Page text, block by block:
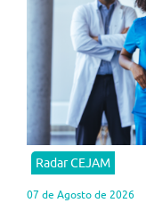
Radar CEJAM
07 de Agosto de 2026